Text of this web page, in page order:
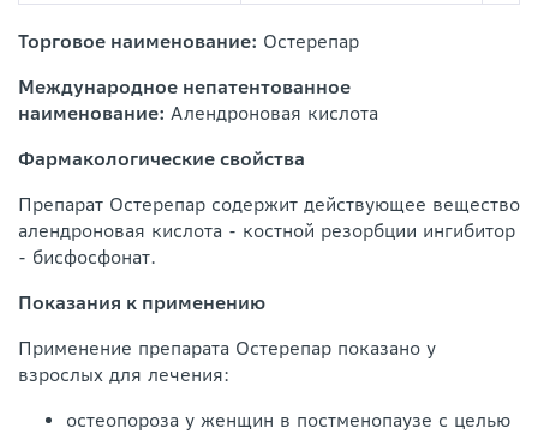
Торговое наименование: Остерепар
Международное непатентованное
наименование: Алендроновая кислота
Фармакологические свойства
Препарат Остерепар содержит действующее вещество
алендроновая кислота - костной резорбции ингибитор
- бисфосфонат.
Показания к применению
Применение препарата Остерепар показано у
взрослых для лечения:
остеопороза у женщин в постменопаузе с целью